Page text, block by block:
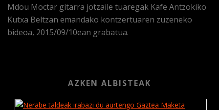
Mdou Moctar gitarra jotzaile tuaregak Kafe Antzokiko
Kutxa Beltzan emandako kontzertuaren zuzeneko
bideoa, 2015/09/10ean grabatua.
AZKEN ALBISTEAK